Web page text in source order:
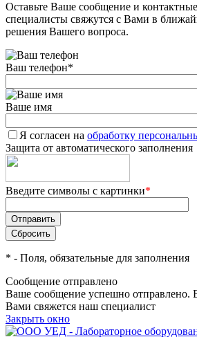
Оставьте Ваше сообщение и
специалисты свяжутся с Вами в
решения Вашего вопроса.
Ваш телефон*
Ваше имя
Я согласен на обработку
Защита от автоматического заполнения
Введите символы с картинки*
* - Поля, обязательные для заполнения
Сообщение отправлено
Ваше сообщение успешно отправлено.
Вами свяжется наш специалист
Закрыть окно